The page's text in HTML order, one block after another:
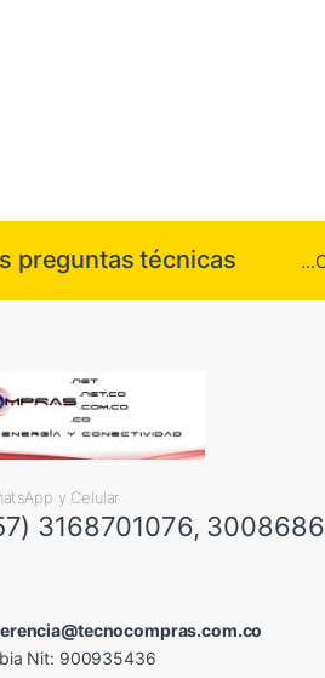
preguntas técnicas
y Celular
3168701076,
Nit: 900935436